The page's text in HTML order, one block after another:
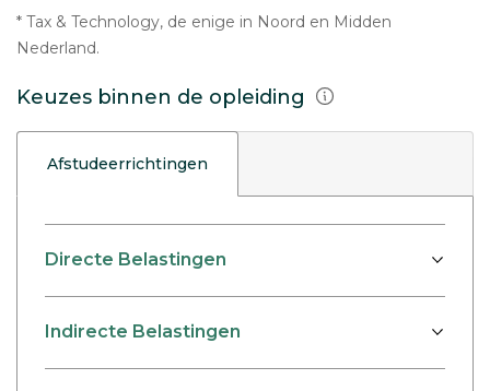
* Tax & Technology, de enige in Noord en Midden
Nederland.
Keuzes binnen de opleiding
Afstudeerrichtingen
Directe Belastingen
Indirecte Belastingen